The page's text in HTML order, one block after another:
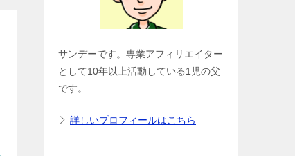
サンデーです。専業アフィリエイター
として10年以上活動している1児の父
です。
詳しいプロフィールはこちら